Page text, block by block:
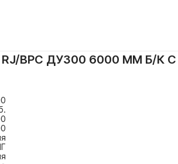
ВРС ДУ300 6000 ММ Б/К С